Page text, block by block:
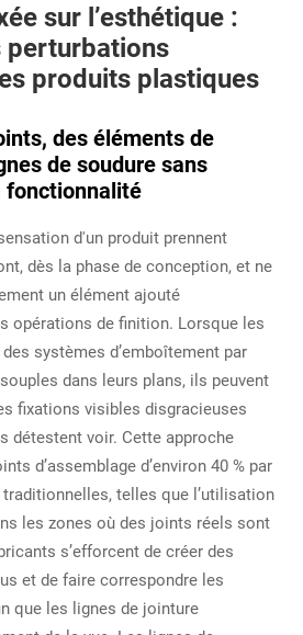
sur l’esthétique :
perturbations
produits plastiques
des éléments de
de soudure sans
fonctionnalité
d'un produit prennent
dès la phase de conception, et ne
un élément ajouté
opérations de finition. Lorsque les
systèmes d’emboîtement par
dans leurs plans, ils peuvent
fixations visibles disgracieuses
détestent voir. Cette approche
d’assemblage d’environ 40 % par
telles que l’utilisation
les zones où des joints réels sont
s’efforcent de créer des
et de faire correspondre les
que les lignes de jointure